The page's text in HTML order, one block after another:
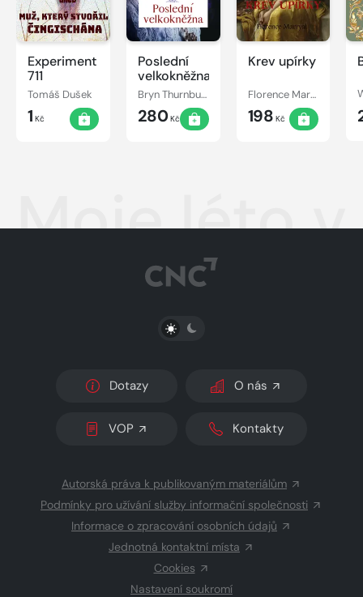
Experiment
711
Tomáš Dušek
1 Kč
Poslední
velkokněžna
Bryn Thurnbullová
280Kč
Krev upírky
Florence Marryat
198 Kč
Moje léto v
PŘEPNOUT SVĚTLÝ/TMAVÝ REŽIM
Dotazy O nás
VOP Kontakty
Autorská práva k publikovaným materiálům
Podmínky pro užívání služby informační společnosti
Informace o zpracování osobních údajů
Jednotná kontaktní místa
Cookies
Nastavení soukromí